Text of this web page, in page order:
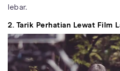
lebar.
2. Tarik Perhatian Lewat Film